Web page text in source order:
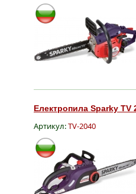
Електропила Sparky TV
Артикул:TV-2040